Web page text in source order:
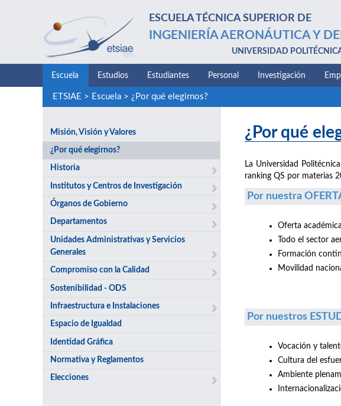
ESCUELA TÉCNICA SUPERIOR DE
INGENIERÍA AERONÁUTICA Y
UNIVERSIDAD
Escuela Estudios Estudiantes Personal Investigación
ETSIAE > Escuela> ¿Por qué elegirnos?
Misión, Visión y Valores
¿Por qué elegirnos?
Historia
Institutos y Centros de Investigación
Órganos de Gobierno
Departamentos
Unidades Administrativas y Servicios
Generales
Compromiso con la Calidad
Sostenibilidad - ODS
Infraestructura e Instalaciones
Espacio de Igualdad
Identidad Gráfica
Normativa y Reglamentos
Elecciones
¿Por qué
La Universidad
ranking QS por materias
Por nuestra
Oferta
Todo el sector
Formación
Movilidad
Por nuestros
Vocación y
Cultura del
Ambiente